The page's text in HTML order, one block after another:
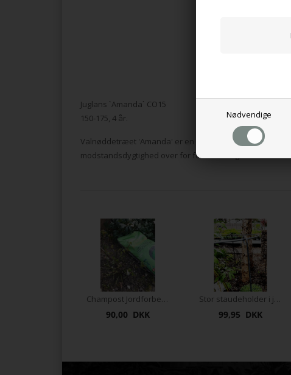
Nødvendige
Juglans `Amanda` CO15
150-175, 4 år.
Valnøddetræet 'Amanda' er en robust og frugtbar
modstandsdygtighed over for forårsfrost gør det til et
Champost Jordforbedring 50L
90,00 DKK
Stor staudeholder i jern
99,95 DKK